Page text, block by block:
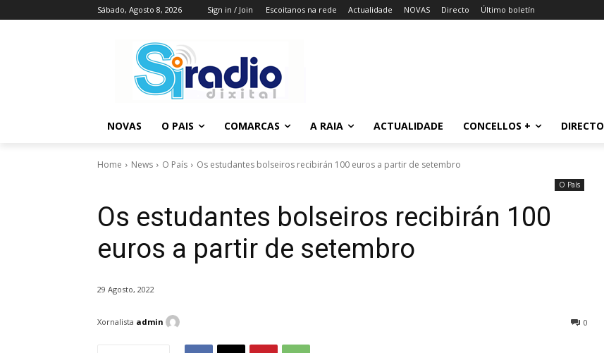
Sábado, Agosto 8, 2026 Sign in / Join Escoitanos na rede Actualidade NOVAS Directo Último boletín
NOVAS O PAIS COMARCAS A RAIA ACTUALIDADE CONCELLOS + DIRECTO
Home News O País Os estudantes bolseiros recibirán 100 euros a partir de setembro
O País
Os estudantes bolseiros recibirán 100
euros a partir de setembro
29 Agosto, 2022
0
Xornalista admin